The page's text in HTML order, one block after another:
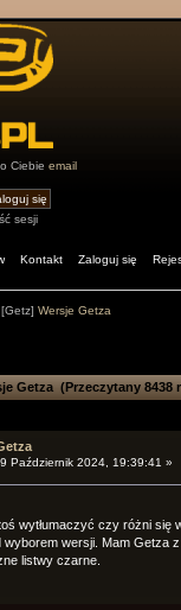
Ciebieemail
sesji
Kontakt Zaloguj się
[Getz] Wersje Getza
Getza (Przeczytany 8438
Październik 2024, 19:39:41 »
wytłumaczyć czy różni się
wyborem wersji. Mam Getza
listwy czarne.